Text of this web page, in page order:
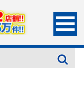
食べられるチケット